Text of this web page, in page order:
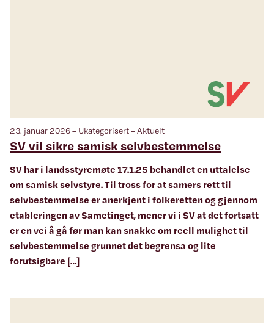
23. januar 2026 – Ukategorisert – Aktuelt
SV vil sikre samisk selvbestemmelse
SV har i landsstyremøte 17.1.25 behandlet en uttalelse
om samisk selvstyre. Til tross for at samers rett til
selvbestemmelse er anerkjent i folkeretten og gjennom
etableringen av Sametinget, mener vi i SV at det fortsatt
er en vei å gå før man kan snakke om reell mulighet til
selvbestemmelse grunnet det begrensa og lite
forutsigbare […]